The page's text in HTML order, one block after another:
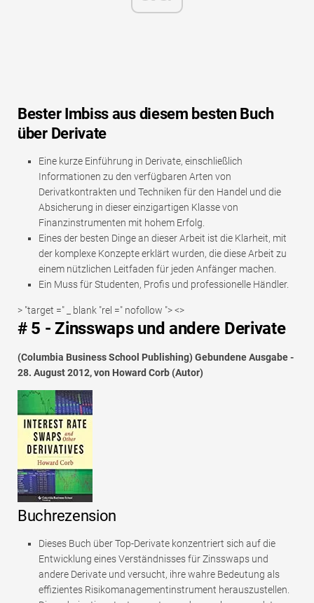
Bester Imbiss aus diesem besten Buch
über Derivate
Eine kurze Einführung in Derivate, einschließlich
Informationen zu den verfügbaren Arten von
Derivatkontrakten und Techniken für den Handel und die
Absicherung in dieser einzigartigen Klasse von
Finanzinstrumenten mit hohem Erfolg.
Eines der besten Dinge an dieser Arbeit ist die Klarheit, mit
der komplexe Konzepte erklärt wurden, die diese Arbeit zu
einem nützlichen Leitfaden für jeden Anfänger machen.
Ein Muss für Studenten, Profis und professionelle Händler.
> "target =" _ blank "rel =" nofollow "> <>
# 5 - Zinsswaps und andere Derivate
(Columbia Business School Publishing) Gebundene Ausgabe -
28. August 2012, von Howard Corb (Autor)
Buchrezension
Dieses Buch über Top-Derivate konzentriert sich auf die
Entwicklung eines Verständnisses für Zinsswaps und
andere Derivate und versucht, ihre wahre Bedeutung als
effizientes Risikomanagementinstrument herauszustellen.